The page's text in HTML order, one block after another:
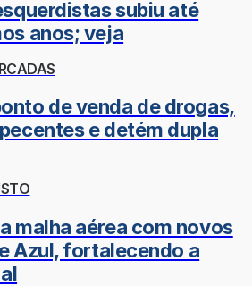
subiu até
anos; veja
de venda de drogas,
e detém dupla
malha aérea com novos
Azul, fortalecendo a